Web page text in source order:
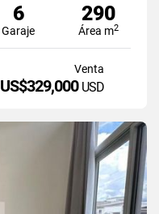
6
Garaje
290
Área m2
Venta
US$329,000 USD